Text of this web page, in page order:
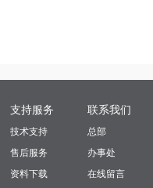
支持服务
技术支持
售后服务
资料下载
联系我们
总部
办事处
在线留言